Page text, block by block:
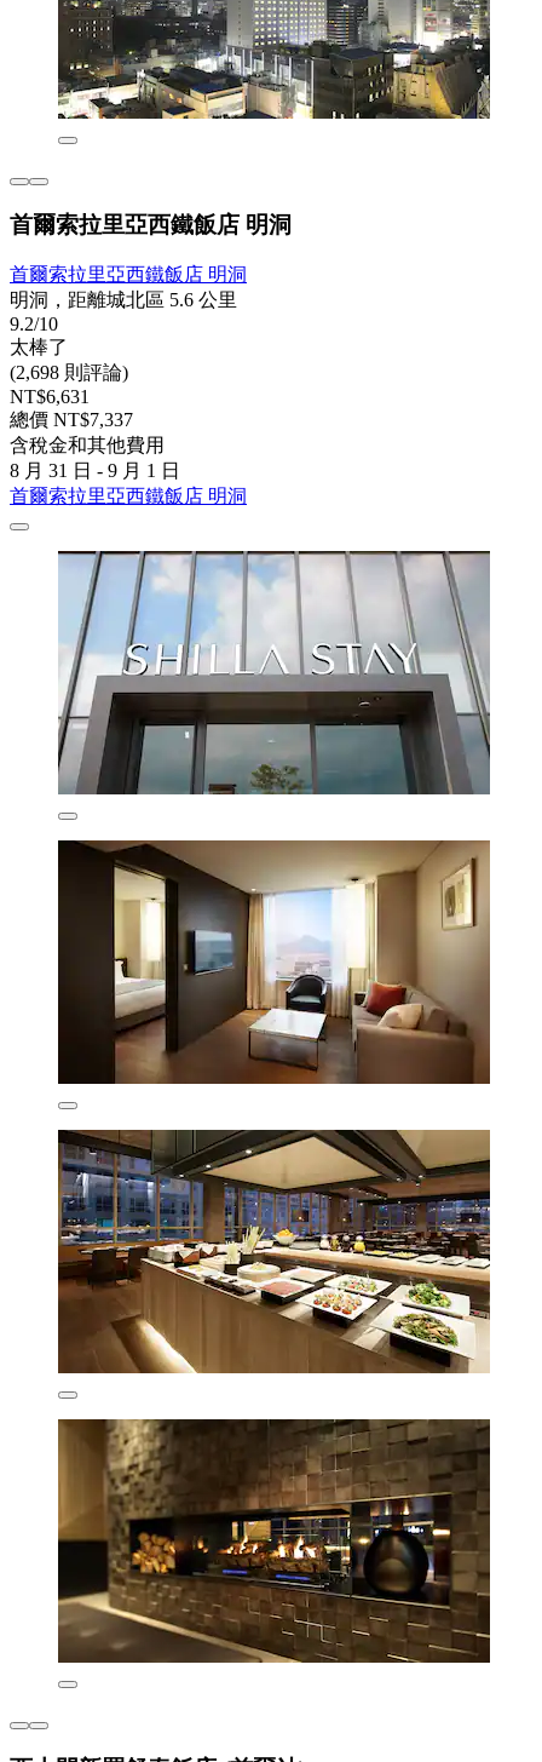
首爾索拉里亞西鐵飯店 明洞
首爾索拉里亞西鐵飯店 明洞
明洞，距離城北區 5.6 公里
9.2/10
太棒了
(2,698 則評論)
NT$6,631
總價 NT$7,337
含稅金和其他費用
8 月 31 日 - 9 月 1 日
首爾索拉里亞西鐵飯店 明洞